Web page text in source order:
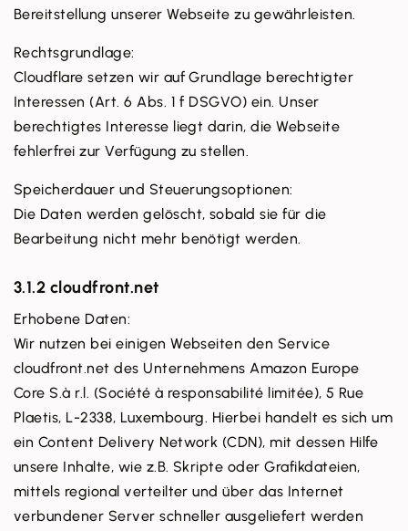
Bereitstellung unserer Webseite zu gewährleisten.
Rechtsgrundlage:
Cloudflare setzen wir auf Grundlage berechtigter
Interessen (Art. 6 Abs. 1 f DSGVO) ein. Unser
berechtigtes Interesse liegt darin, die Webseite
fehlerfrei zur Verfügung zu stellen.
Speicherdauer und Steuerungsoptionen:
Die Daten werden gelöscht, sobald sie für die
Bearbeitung nicht mehr benötigt werden.
3.1.2 cloudfront.net
Erhobene Daten:
Wir nutzen bei einigen Webseiten den Service
cloudfront.net des Unternehmens Amazon Europe
Core S.à r.l. (Société à responsabilité limitée), 5 Rue
Plaetis, L-2338, Luxembourg. Hierbei handelt es sich um
ein Content Delivery Network (CDN), mit dessen Hilfe
unsere Inhalte, wie z.B. Skripte oder Grafikdateien,
mittels regional verteilter und über das Internet
verbundener Server schneller ausgeliefert werden